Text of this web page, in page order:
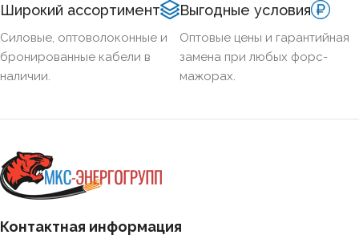
Широкий ассортимент
Силовые, оптоволоконные и
бронированные кабели в
наличии.
Выгодные условия
Оптовые цены и гарантийная
замена при любых форс-
мажорах.
Контактная информация